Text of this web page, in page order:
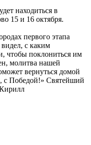
находиться в
15 и 16 октября.
первого этапа
с каким
чтобы поклониться им
молитва нашей
вернуться домой
Победой!» Святейший